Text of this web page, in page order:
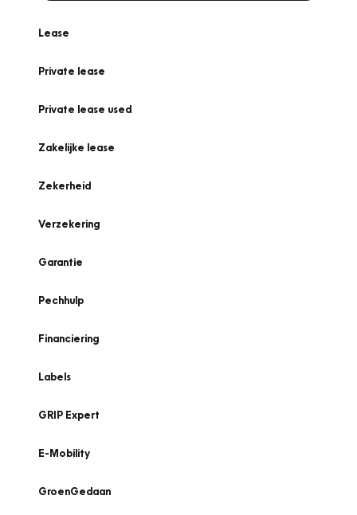
Lease
Private lease
Private lease used
Zakelijke lease
Zekerheid
Verzekering
Garantie
Pechhulp
Financiering
Labels
GRIP Expert
E-Mobility
GroenGedaan